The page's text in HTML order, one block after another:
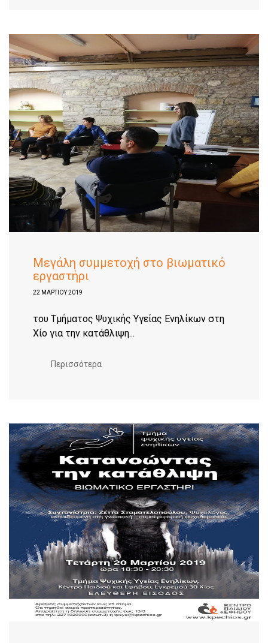
Mεγάλη συμμετοχή στο βιωματικό
εργαστήρι
22 ΜΑΡΤΊΟΥ 2019
του Τμήματος Ψυχικής Υγείας Ενηλίκων στη
Χίο για την κατάθλιψη...
Περισσότερα